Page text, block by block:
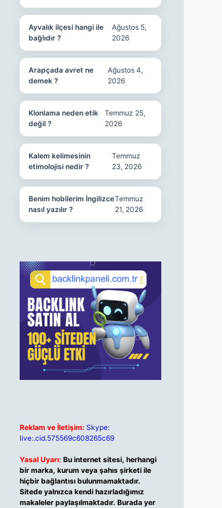
Ayvalık ilçesi hangi ile
bağlıdır ?
Ağustos 5,
2026
Arapçada avret ne
demek ?
Ağustos 4,
2026
Klonlama neden etik
değil ?
Temmuz 25,
2026
Kalem kelimesinin
etimolojisi nedir ?
Temmuz
23, 2026
Benim hobilerim İngilizce
nasıl yazılır ?
Temmuz
21, 2026
Reklam ve İletişim: Skype:
live:.cid.575569c608265c69
Yasal Uyarı: Bu internet sitesi, herhangi
bir marka, kurum veya şahıs şirketi ile
hiçbir bağlantısı bulunmamaktadır.
Sitede yalnızca kendi hazırladığımız
makaleler paylaşılmaktadır. Burada yer